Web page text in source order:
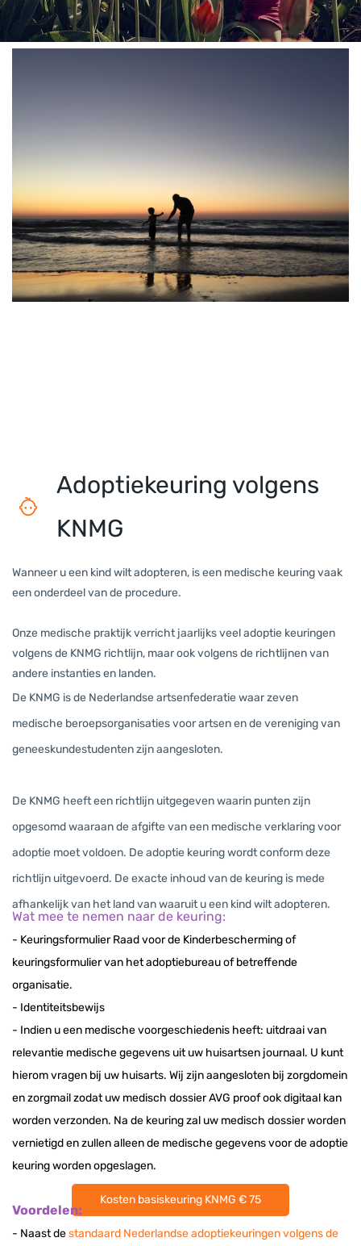
Adoptiekeuring volgens
KNMG
Wanneer u een kind wilt adopteren, is een medische keuring vaak
een onderdeel van de procedure.
Onze medische praktijk verricht jaarlijks veel adoptie keuringen
volgens de KNMG richtlijn, maar ook volgens de richtlijnen van
andere instanties en landen.
De KNMG is de Nederlandse artsenfederatie waarzeven
medische beroepsorganisaties voor artsen en de vereniging van
geneeskundestudenten zijn aangesloten.
De KNMG heeft een richtlijn uitgegeven waarin punten zijn
opgesomd waaraan de afgifte van een medische verklaring voor
adoptie moet voldoen. De adoptie keuring wordt conform deze
richtlijn uitgevoerd. De exacte inhoud van de keuring is mede
afhankelijk van het land van waaruit u een kind wilt adopteren.
Kosten basiskeuring KNMG € 75
Wat mee te nemen naar de keuring:
- Keuringsformulier Raad voor de Kinderbescherming of
keuringsformulier van het adoptiebureau of betreffende
organisatie.
- Identiteitsbewijs
- Indien u een medische voorgeschiedenis heeft: uitdraai van
relevantie medische gegevens uit uw huisartsen journaal. U kunt
hierom vragen bij uw huisarts. Wij zijn aangesloten bij zorgdomein
en zorgmail zodat uw medisch dossier AVG proof ook digitaal kan
worden verzonden. Na de keuring zal uw medisch dossier worden
vernietigd en zullen alleen de medische gegevens voor de adoptie
keuring worden opgeslagen.
Voordelen:
- Naast destandaard Nederlandse adoptiekeuringen volgens de